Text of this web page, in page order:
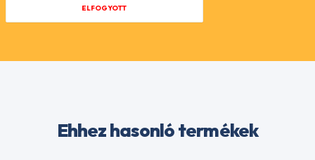
ELFOGYOTT
Ehhez hasonló termékek